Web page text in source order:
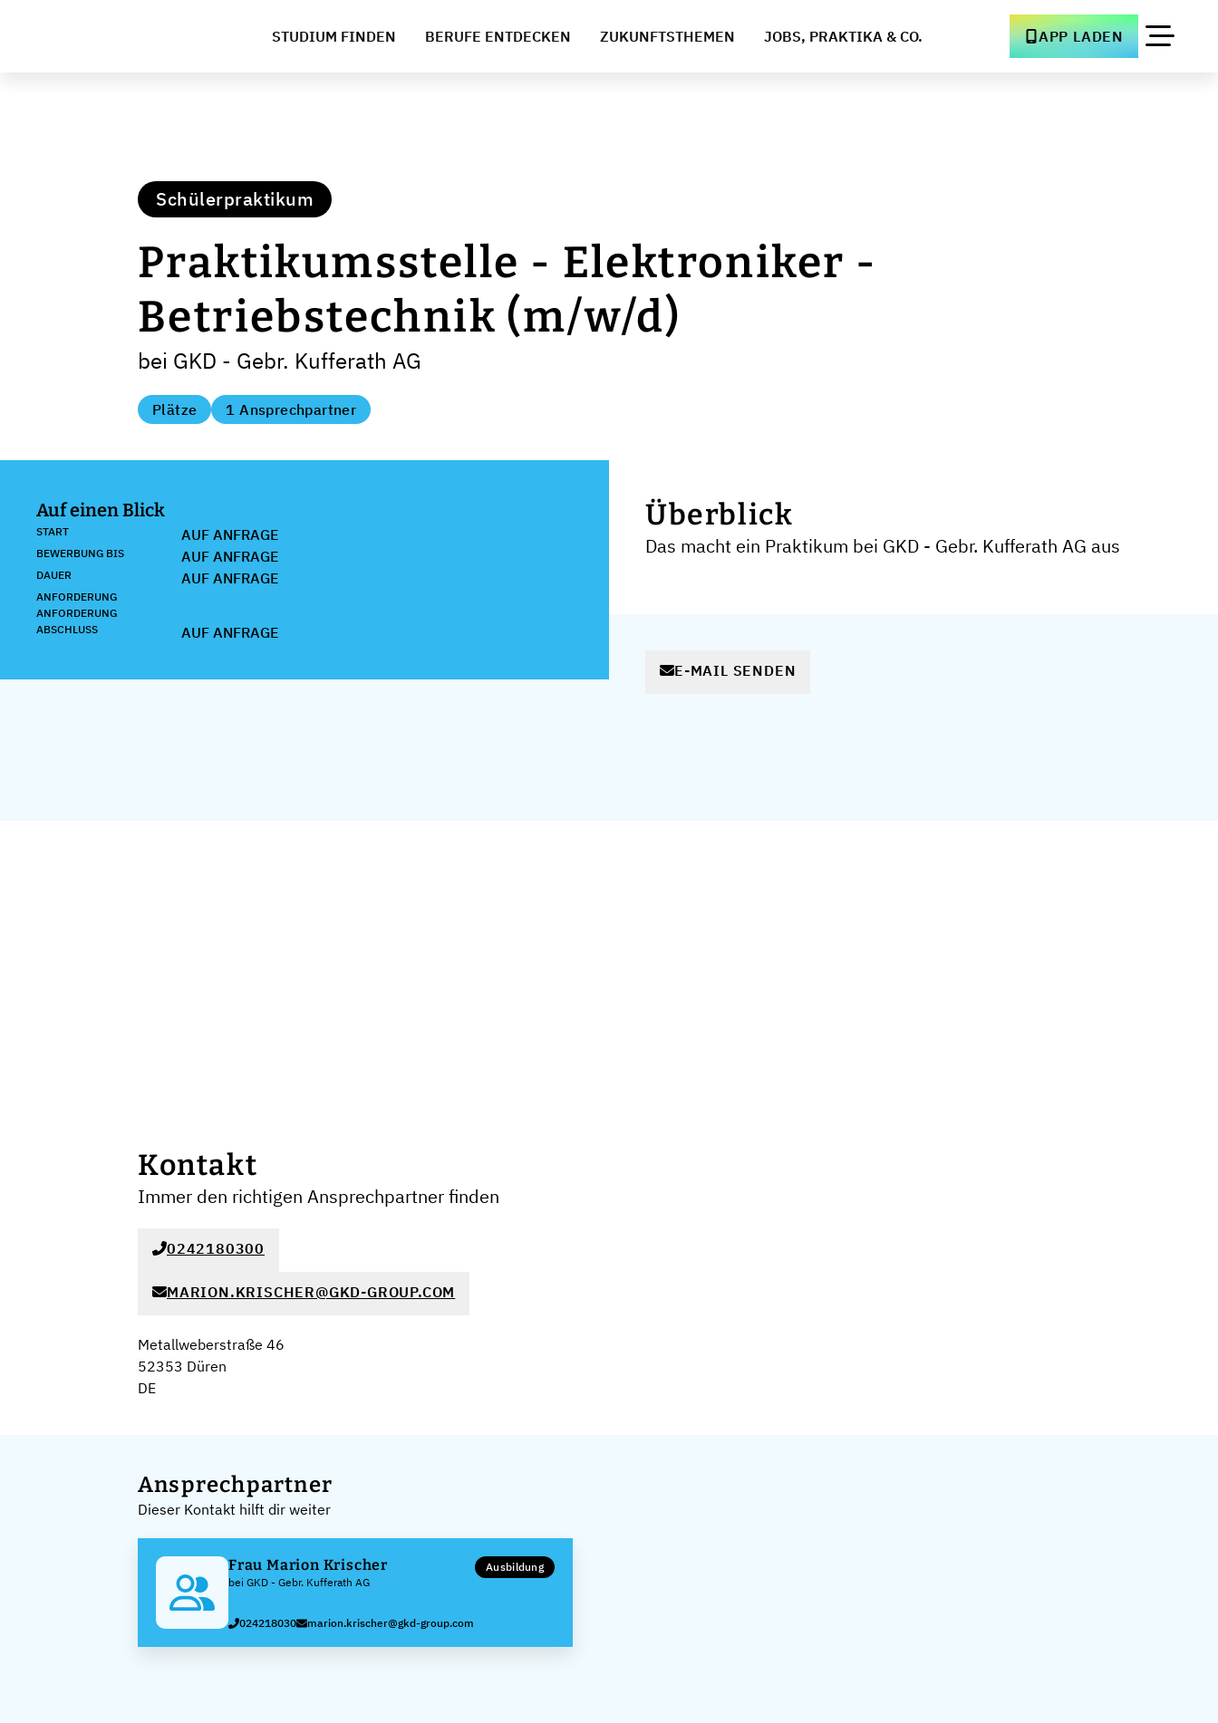
STUDIUM FINDEN BERUFE ENTDECKEN ZUKUNFTSTHEMEN JOBS, PRAKTIKA & CO. APP LADEN
Schülerpraktikum
Praktikumsstelle - Elektroniker -
Betriebstechnik (m/w/d)
bei GKD - Gebr. Kufferath AG
Plätze 1 Ansprechpartner
Auf einen Blick
START AUF ANFRAGE
BEWERBUNG BIS AUF ANFRAGE
DAUER AUF ANFRAGE
ANFORDERUNG
ANFORDERUNG
ABSCHLUSS
AUF ANFRAGE
Überblick
Das macht ein Praktikum bei GKD - Gebr. Kufferath AG aus
E-MAIL SENDEN
Kontakt
Immer den richtigen Ansprechpartner finden
0242180300
MARION.KRISCHER@GKD-GROUP.COM
Metallweberstraße 46
52353 Düren
DE
Ansprechpartner
Dieser Kontakt hilft dir weiter
Frau Marion Krischer
bei GKD - Gebr. Kufferath AG
Ausbildung
024218030 marion.krischer@gkd-group.com